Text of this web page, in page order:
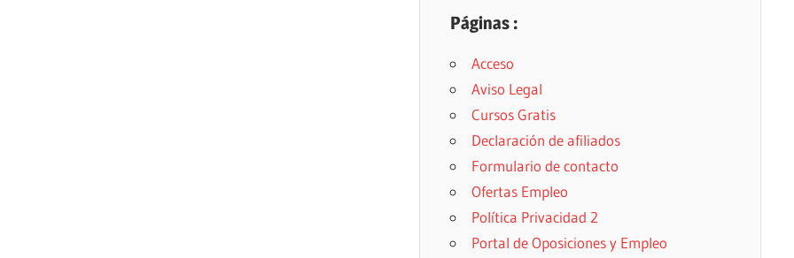
Páginas :
Acceso
Aviso Legal
Cursos Gratis
Declaración de afiliados
Formulario de contacto
Ofertas Empleo
Política Privacidad 2
Portal de Oposiciones y Empleo